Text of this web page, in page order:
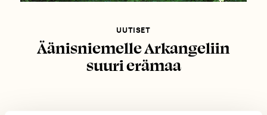
UUTISET
Äänisniemelle Arkangeliin
suuri erämaa